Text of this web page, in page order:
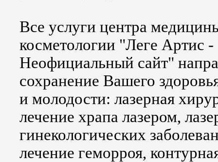
Все услуги центра
косметологии "Леге Артис -
Неофициальный сайт"
сохранение Вашего
и молодости: лазерная
лечение храпа лазером,
гинекологических
лечение геморроя,